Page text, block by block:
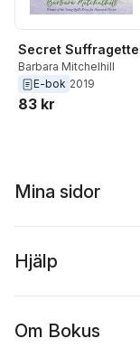
Secret Suffragette
Barbara Mitchelhill
E-bok 2019
83 kr
Mina sidor
Hjälp
Om Bokus